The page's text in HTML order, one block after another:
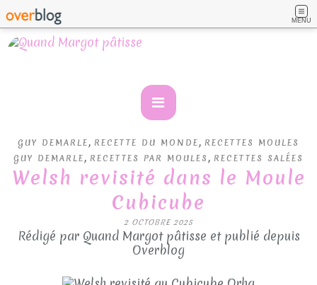
MENU
GUY DEMARLE, RECETTE DU MONDE, RECETTES MOULES
GUY DEMARLE, RECETTES PAR MOULES , RECETTES SALÉES
Welsh revisité dans le Moule
Cubicube
2 OCTOBRE 2025
Rédigé par Quand Margot pâtisse et publié depuis
Overblog